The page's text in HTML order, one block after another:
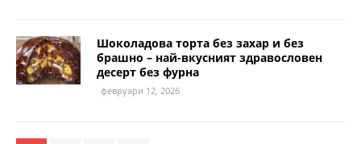
Шоколадова торта без захар и без
брашно – най-вкусният здравословен
десерт без фурна
февруари 12, 2026